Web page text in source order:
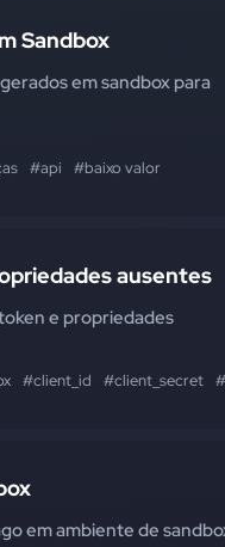
Sandbox
em sandbox para
#api #baixo valor
ausentes
e propriedades
#client_id #client_secret
em ambiente de